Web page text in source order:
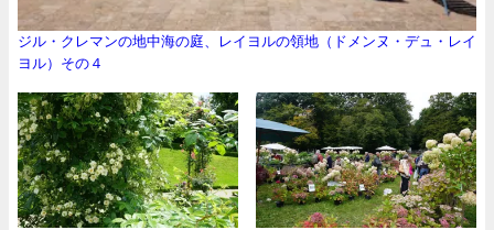
ジル・クレマンの地中海の庭、レイヨルの領地（ドメンヌ・デュ・レイ
ヨル）その４